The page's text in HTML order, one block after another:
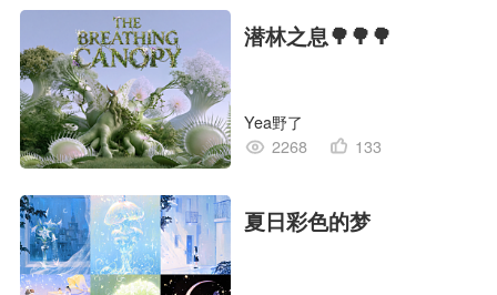
潜林之息🌳🌳🌳
Yea野了
2268
133
夏日彩色的梦